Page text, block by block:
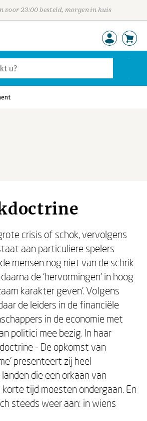
voor 23:00 besteld, morgen in huis
crisis of schok, vervolgens
aan particuliere spelers
mensen nog niet van de schrik
de ‘hervormingen’ in hoog
karakter geven’. Volgens
de leiders in de financiële
in de economie met
politici mee bezig. In haar
- De opkomst van
presenteert zij heel
die een orkaan van
tijd moesten ondergaan. En
steeds weer aan: in wiens